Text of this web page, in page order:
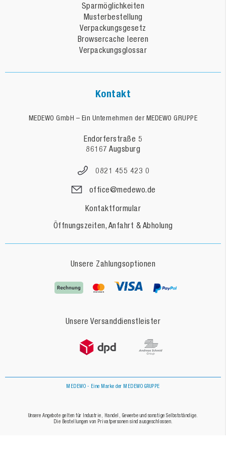
Sparmöglichkeiten
Musterbestellung
Verpackungsgesetz
Browsercache leeren
Verpackungsglossar
Kontakt
MEDEWO GmbH – Ein Unternehmen der MEDEWO GRUPPE
Endorferstraße 5
86167 Augsburg
0821 455 423 0
office@medewo.de
Kontaktformular
Öffnungszeiten, Anfahrt & Abholung
Unsere Zahlungsoptionen
Unsere Versanddienstleister
MEDEWO - Eine Marke der MEDEWO GRUPPE
Unsere Angebote gelten für Industrie, Handel, Gewerbe und sonstige Selbstständige.
Die Bestellungen von Privatpersonen sind ausgeschlossen.